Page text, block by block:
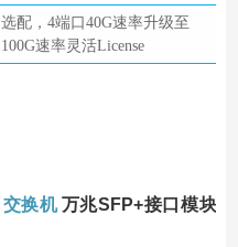
选配，4端口40G速率升级至
100G速率灵活License
交换机 万兆SFP+接口模块